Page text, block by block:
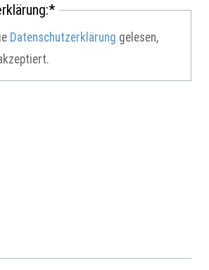
*
Datenschutzerklärung gelesen,